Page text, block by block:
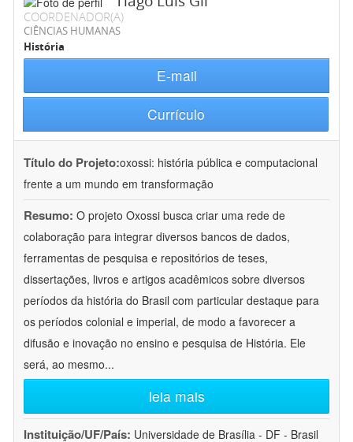
COORDENADOR(A)
CIÊNCIAS HUMANAS
História
E-mail
Currículo
Título do Projeto:oxossi: história pública e computacional
frente a um mundo em transformação
Resumo: O projeto Oxossi busca criar uma rede de
colaboração para integrar diversos bancos de dados,
ferramentas de pesquisa e repositórios de teses,
dissertações, livros e artigos acadêmicos sobre diversos
períodos da história do Brasil com particular destaque para
os períodos colonial e imperial, de modo a favorecer a
difusão e inovação no ensino e pesquisa de História. Ele
será, ao mesmo...
leia mais
Instituição/UF/País: Universidade de Brasília - DF - Brasil